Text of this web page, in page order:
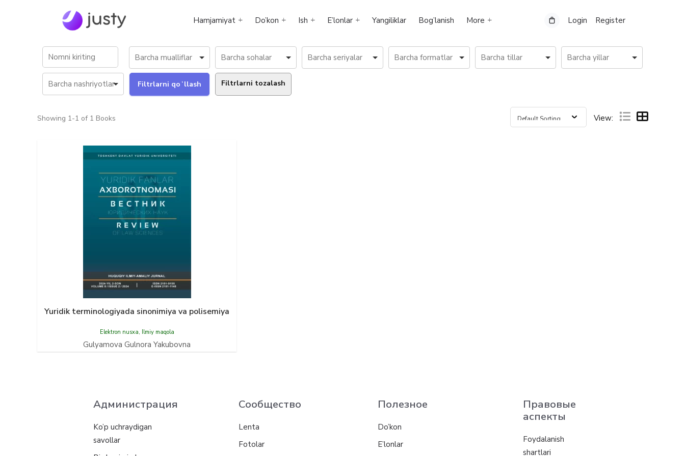
Hamjamiyat Do’kon Ish E’lonlar Yangiliklar Bog’lanish More Login Register
Filtrlarni tozalash
Showing 1-1 of 1 Books View:
Yuridik terminologiyada sinonimiya va polisemiya
Elektron nusxa, Ilmiy maqola
Gulyamova Gulnora Yakubovna
Администрация
Ko’p uchraydigan
savollar
Сообщество
Lenta
Fotolar
Полезное
Do’kon
E’lonlar
Правовые
аспекты
Foydalanish
shartlari